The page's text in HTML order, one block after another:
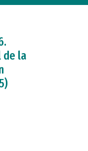
de la